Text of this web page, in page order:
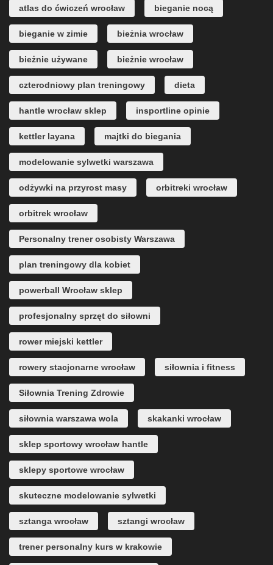
atlas do ćwiczeń wrocław bieganie nocą
bieganie w zimie bieżnia wrocław
bieżnie używane bieżnie wrocław
czterodniowy plan treningowy dieta
hantle wrocław sklep insportline opinie
kettler layana majtki do biegania
modelowanie sylwetki warszawa
odżywki na przyrost masy orbitreki wrocław
orbitrek wrocław
Personalny trener osobisty Warszawa
plan treningowy dla kobiet
powerball Wrocław sklep
profesjonalny sprzęt do siłowni
rower miejski kettler
rowery stacjonarne wrocław siłownia i fitness
Siłownia Trening Zdrowie
siłownia warszawa wola skakanki wrocław
sklep sportowy wrocław hantle
sklepy sportowe wrocław
skuteczne modelowanie sylwetki
sztanga wrocław sztangi wrocław
trener personalny kurs w krakowie